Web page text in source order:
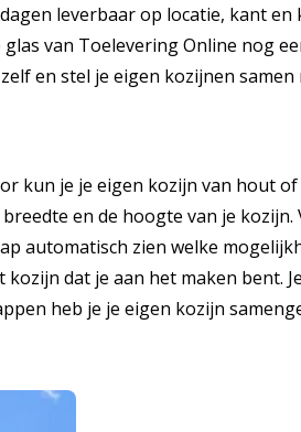
leverbaar op locatie, kant en
van Toelevering Online nog
en stel je eigen kozijnen
kun je je eigen kozijn van hout
en de hoogte van je kozijn.
automatisch zien welke
dat je aan het maken bent.
heb je je eigen kozijn